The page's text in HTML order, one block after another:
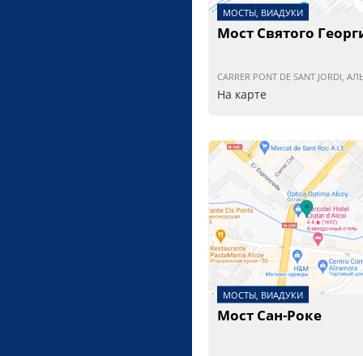
МОСТЫ, ВИАДУКИ
Мост Святого
CARRER PONT DE SANT JORDI,
На карте
МОСТЫ, ВИАДУКИ
Мост Сан-Роке